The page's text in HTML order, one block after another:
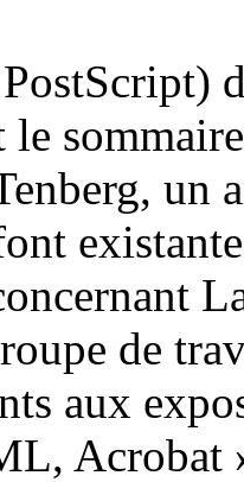
le
un
de
aux
Acrobat